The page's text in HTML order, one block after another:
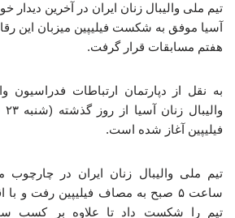
تیم ملی والیبال زنان ایران در آخرین دیدار
آسیا موفق به شکست فیلیپین میزبان این
هفتم مسابقات قرار گرفت.
به نقل از دپارتمان ارتباطات فدراسیون
فیلیپین آغاز شده است.
تیم ملی والیبال زنان ایران در چارچوب
ساعت ۵ صبح به مصاف فیلیپین رفت و
تیم را شکست داد تا علاوه بر کسب